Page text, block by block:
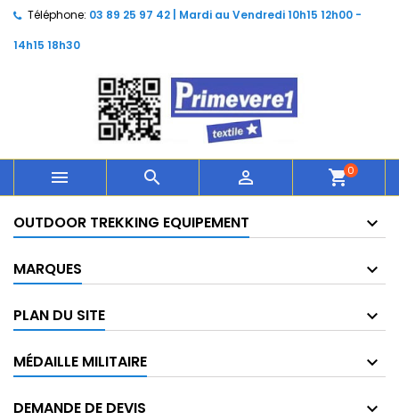
Téléphone: 03 89 25 97 42 | Mardi au Vendredi 10h15 12h00 -
14h15 18h30
   shopping_cart0
OUTDOOR TREKKING EQUIPEMENT
MARQUES
PLAN DU SITE
MÉDAILLE MILITAIRE
DEMANDE DE DEVIS